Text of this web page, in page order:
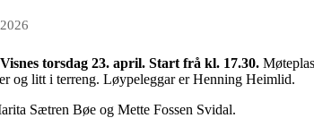
Visnes torsdag 23. april. Start frå kl. 17.30.
og litt i terreng. Løypeleggar er Henning Heimlid.
Sætren Bøe og Mette Fossen Svidal.